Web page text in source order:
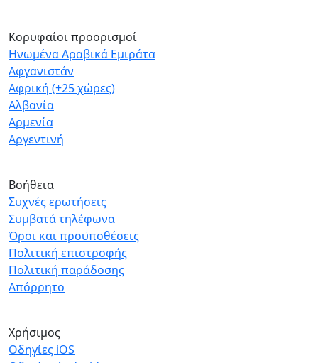
Κορυφαίοι προορισμοί
Ηνωμένα Αραβικά Εμιράτα
Αφγανιστάν
Αφρική (+25 χώρες)
Αλβανία
Αρμενία
Αργεντινή
Βοήθεια
Συχνές ερωτήσεις
Συμβατά τηλέφωνα
Όροι και προϋποθέσεις
Πολιτική επιστροφής
Πολιτική παράδοσης
Απόρρητο
Χρήσιμος
Οδηγίες iOS